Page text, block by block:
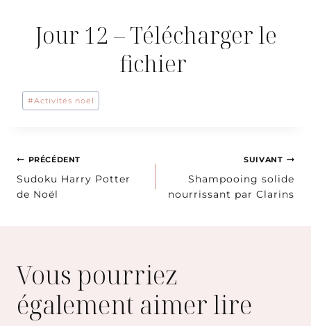
Jour 12 – Télécharger le
fichier
Étiquettes
de
#Activités noël
Navigation
de
PRÉCÉDENT
Sudoku Harry Potter
de Noël
SUIVANT
Shampooing solide
nourrissant par Clarins
Vous pourriez
également aimer lire